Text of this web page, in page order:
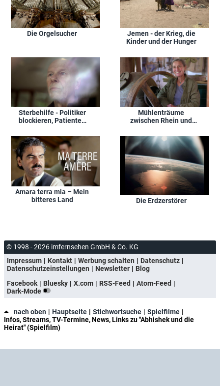
Die Orgelsucher
Jemen - der Krieg, die
Kinder und der Hunger
Sterbehilfe - Politiker
blockieren, Patienten
Mühlenträume
zwischen Rhein und
Amara terra mia – Mein
bitteres Land
Die Erdzerstörer
© 1998 - 2026 imfernsehen GmbH & Co. KG
Impressum
Kontakt Werbung schalten
Datenschutz
Datenschutzeinstellungen
Newsletter
Blog
Facebook
Bluesky X.com RSS-Feed
Atom-Feed
Dark-Mode
nach oben Hauptseite Stichwortsuche
Spielfilme
Infos, Streams, TV-Termine, News, Links zu "Abhishek und die
Heirat" (Spielfilm)